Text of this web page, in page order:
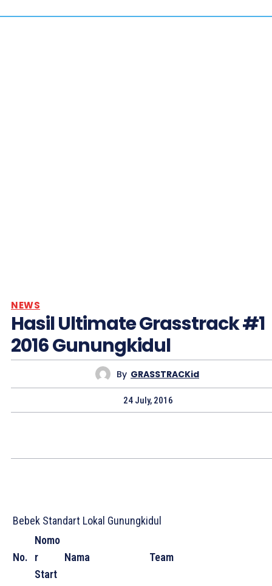
NEWS
Hasil Ultimate Grasstrack #1
2016 Gunungkidul
By GRASSTRACKid
24 July, 2016
Bebek Standart Lokal Gunungkidul
No.
Nomo
r
Start
Nama Team